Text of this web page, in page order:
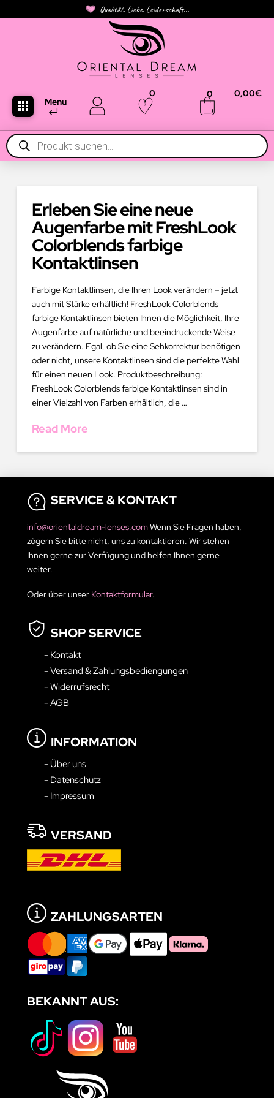
Qualität. Liebe. Leidenschaft...
Menu
0 0 0,00€
Products
search
Erleben Sie eine neue
Augenfarbe mit FreshLook
Colorblends farbige
Kontaktlinsen
Farbige Kontaktlinsen, die Ihren Look verändern – jetzt
auch mit Stärke erhältlich! FreshLook Colorblends
farbige Kontaktlinsen bieten Ihnen die Möglichkeit, Ihre
Augenfarbe auf natürliche und beeindruckende Weise
zu verändern. Egal, ob Sie eine Sehkorrektur benötigen
oder nicht, unsere Kontaktlinsen sind die perfekte Wahl
für einen neuen Look. Produktbeschreibung:
FreshLook Colorblends farbige Kontaktlinsen sind in
einer Vielzahl von Farben erhältlich, die …
Read More
SERVICE & KONTAKT
info@orientaldream-lenses.comWenn Sie Fragen haben,
zögern Sie bitte nicht, uns zu kontaktieren. Wir stehen
Ihnen gerne zur Verfügung und helfen Ihnen gerne
weiter.
Oder über unser Kontaktformular.
SHOP SERVICE
- Kontakt
- Versand & Zahlungsbediengungen
- Widerrufsrecht
- AGB
INFORMATION
- Über uns
- Datenschutz
- Impressum
VERSAND
ZAHLUNGSARTEN
BEKANNT AUS: